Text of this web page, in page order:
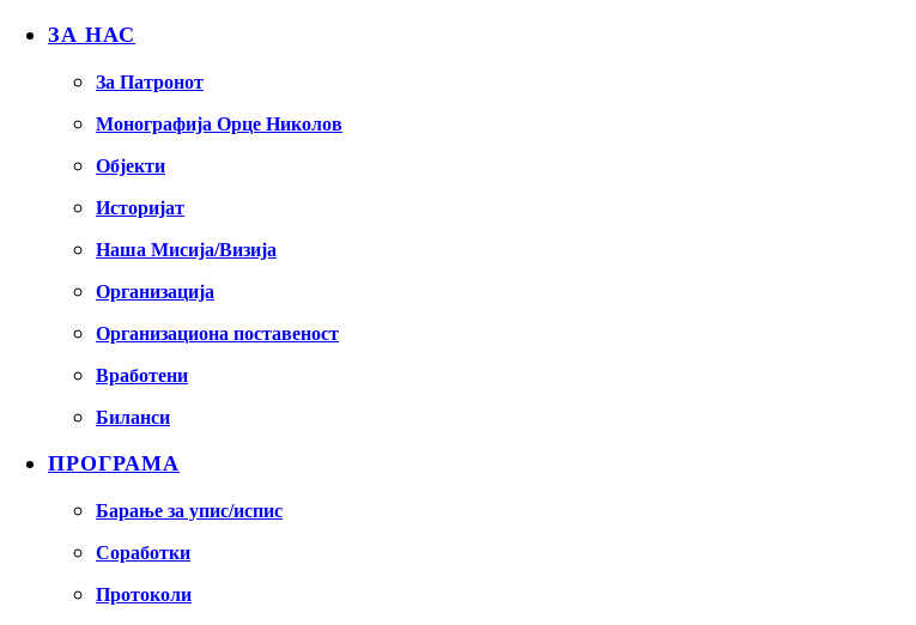
ЗА НАС
За Патронот
Монографија Орце Николов
Објекти
Историјат
Наша Мисија/Визија
Организација
Организациона поставеност
Вработени
Биланси
ПРОГРАМА
Барање за упис/испис
Соработки
Протоколи